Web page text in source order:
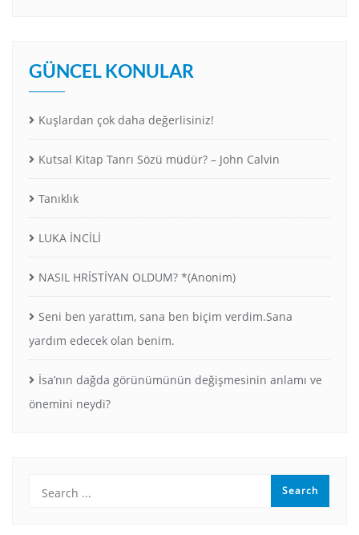
GÜNCEL KONULAR
Kuşlardan çok daha değerlisiniz!
Kutsal Kitap Tanrı Sözü müdür? – John Calvin
Tanıklık
LUKA İNCİLİ
NASIL HRİSTİYAN OLDUM? *(Anonim)
Seni ben yarattım, sana ben biçim verdim.Sana
yardım edecek olan benim.
İsa’nın dağda görünümünün değişmesinin anlamı ve
önemini neydi?